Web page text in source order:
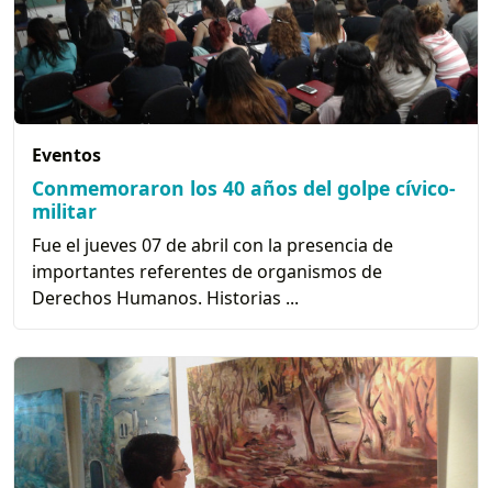
Eventos
Conmemoraron los 40 años del golpe cívico-
militar
Fue el jueves 07 de abril con la presencia de
importantes referentes de organismos de
Derechos Humanos. Historias ...